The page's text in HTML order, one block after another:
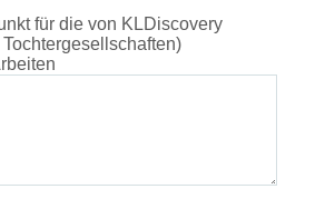
für die von KLDiscovery